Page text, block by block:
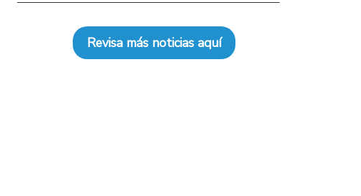
Revisa más noticias aquí